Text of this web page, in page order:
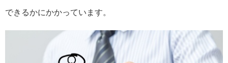
できるかにかかっています。